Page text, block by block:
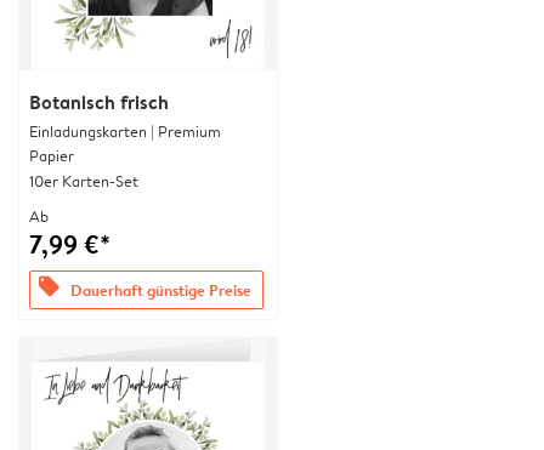
Botanisch frisch
Einladungskarten | Premium
Papier
10er Karten-Set
Ab
7,99 €*
offers Dauerhaft günstige Preise